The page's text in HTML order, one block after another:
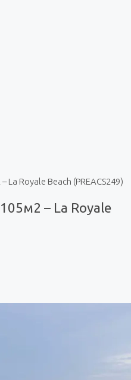
La Royale Beach (PREACS249)
– La Royale